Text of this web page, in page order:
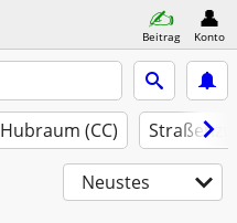
Beitrag Konto
Hubraum (CC)
Neustes